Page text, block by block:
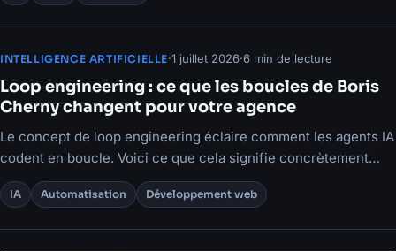
INTELLIGENCE ARTIFICIELLE·1 juillet 2026·6 min de lecture
Loop engineering : ce que les boucles de Boris
Cherny changent pour votre agence
Le concept de loop engineering éclaire comment les agents IA
codent en boucle. Voici ce que cela signifie concrètement
pour votre organisation.
IA Automatisation Développement web